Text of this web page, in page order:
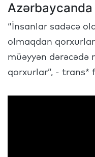
Azərbaycanda
“İnsanlar sadəcə
olmaqdan
müəyyən dərəcədə
qorxurlar”, - trans*